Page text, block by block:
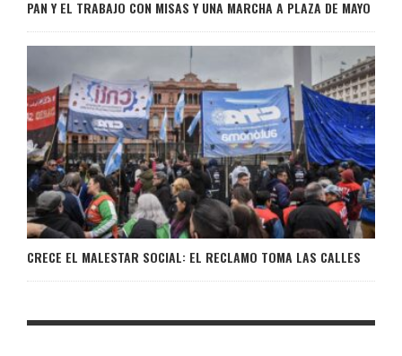
PAN Y EL TRABAJO CON MISAS Y UNA MARCHA A PLAZA DE MAYO
CRECE EL MALESTAR SOCIAL: EL RECLAMO TOMA LAS CALLES